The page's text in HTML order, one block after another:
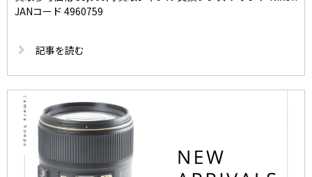
JANコード 4960759
記事を読む